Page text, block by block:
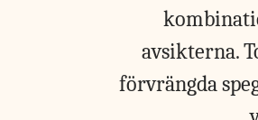
avsikterna.
förvrängda